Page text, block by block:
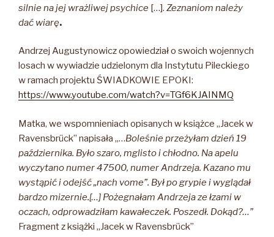
silnie na jej wrażliwej psychice […]. Zeznaniom należy
dać wiarę.
Andrzej Augustynowicz opowiedział o swoich wojennych
losach w wywiadzie udzielonym dla Instytutu Pileckiego
w ramach projektu ŚWIADKOWIE EPOKI:
https://www.youtube.com/watch?v=TGf6KJAINMQ
Matka, we wspomnieniach opisanych w książce „Jacek w
Ravensbrück” napisała „…Boleśnie przeżyłam dzień 19
października. Było szaro, mglisto i chłodno. Na apelu
wyczytano numer 47500, numer Andrzeja. Kazano mu
wystąpić i odejść „nach vome”. Był po grypie i wyglądał
bardzo mizernie.[…] Pożegnałam Andrzeja ze łzami w
oczach, odprowadziłam kawałeczek. Poszedł. Dokąd?…”
Fragment z książki „Jacek w Ravensbrück”